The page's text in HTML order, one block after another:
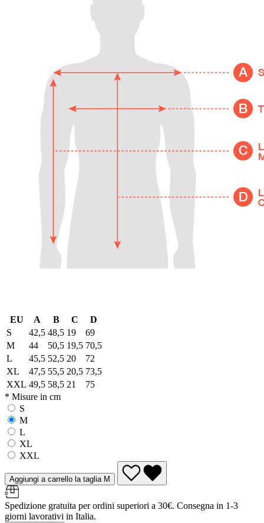
EU A B C
D
S
42,5 48,5 19
69
M
44 50,5 19,5 70,5
L
45,5 52,5 20
72
XL
47,5 55,5 20,5 73,5
XXL 49,5 58,5 21
75
* Misure in cm
S
M
L
XL
XXL
Aggiungi a carrello la taglia M
Spedizione gratuita per ordini superiori a 30€. Consegna in 1-3
giorni lavorativi in Italia.